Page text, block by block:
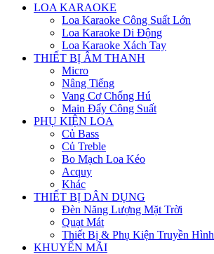
Menu
LOA KARAOKE
Loa Karaoke Công Suất Lớn
Loa Karaoke Di Động
Loa Karaoke Xách Tay
THIẾT BỊ ÂM THANH
Micro
Nâng Tiếng
Vang Cơ Chống Hú
Main Đẩy Công Suất
PHỤ KIỆN LOA
Củ Bass
Củ Treble
Bo Mạch Loa Kéo
Acquy
Khác
THIẾT BỊ DÂN DỤNG
Đèn Năng Lượng Mặt Trời
Quạt Mát
Thiết Bị & Phụ Kiện Truyền Hình
KHUYẾN MÃI